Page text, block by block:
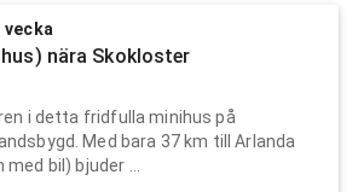
vecka
nära Skokloster
i detta fridfulla minihus på
Med bara 37 km till Arlanda
bil) bjuder ...